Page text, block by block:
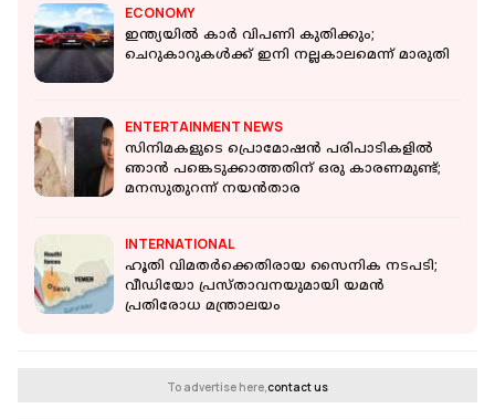
ECONOMY
ഇന്ത്യയിൽ കാർ വിപണി കുതിക്കും;
ചെറുകാറുകൾക്ക് ഇനി നല്ലകാലമെന്ന് മാരുതി
ENTERTAINMENT NEWS
സിനിമകളുടെ പ്രൊമോഷൻ പരിപാടികളിൽ
ഞാൻ പങ്കെടുക്കാത്തതിന് ഒരു കാരണമുണ്ട്;
മനസുതുറന്ന് നയൻ‌താര
INTERNATIONAL
ഹൂതി വിമതർക്കെതിരായ സൈനിക നടപടി;
വീഡിയോ പ്രസ്താവനയുമായി യമൻ
പ്രതിരോധ മന്ത്രാലയം
To advertise here,contact us